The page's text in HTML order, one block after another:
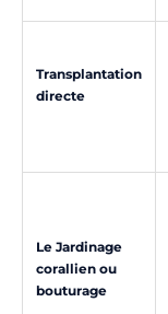
Transplantation
directe
Le Jardinage
corallien ou
bouturage